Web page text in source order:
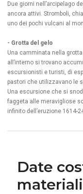
Due giorni nell’arcipelago
ancora attivi. Stromboli,
uno dei pochi vulcani al
- Grotta del gelo
Una camminata nella
all’interno si trovano
escursionisti e turisti, di
pastori che utilizzavano le
Una escursione che si
faggeta alle meravigliose
infinito dell’eruzione 1614-
Date
materiali